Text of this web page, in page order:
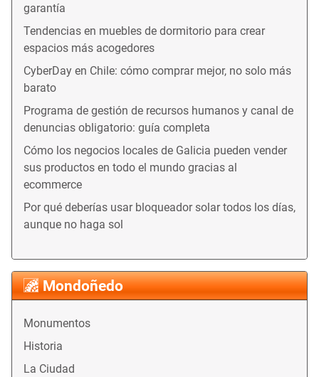
Mondoñedo
Monumentos
Historia
La Ciudad
garantía
Tendencias en muebles de dormitorio para crear
espacios más acogedores
CyberDay en Chile: cómo comprar mejor, no solo más
barato
Programa de gestión de recursos humanos y canal de
denuncias obligatorio: guía completa
Cómo los negocios locales de Galicia pueden vender
sus productos en todo el mundo gracias al
ecommerce
Por qué deberías usar bloqueador solar todos los días,
aunque no haga sol